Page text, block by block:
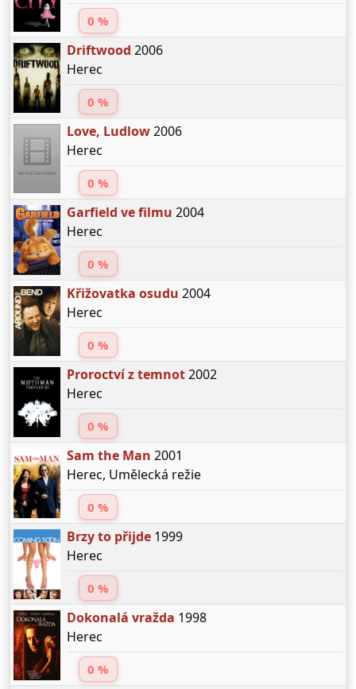
0 %
Driftwood 2006
Herec
0 %
Love, Ludlow2006
Herec
0 %
Garfield ve filmu 2004
Herec
0 %
Křižovatka osudu 2004
Herec
0 %
Proroctví z temnot2002
Herec
0 %
Sam the Man 2001
Herec, Umělecká režie
0 %
Brzy to přijde1999
Herec
0 %
Dokonalá vražda 1998
Herec
0 %